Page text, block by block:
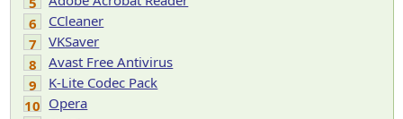
6
CCleaner
7
VKSaver
8
Avast Free Antivirus
9
K-Lite Codec Pack
10 Opera